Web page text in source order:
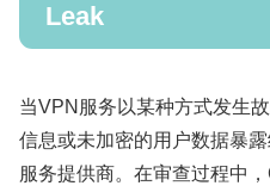
Leak
当VPN服务以某种方式发生
信息或未加密的用户数据暴
服务提供商。在审查过程中